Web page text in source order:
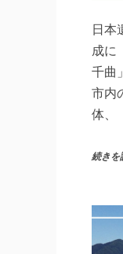
日本
成に
千曲
市内
体、
続きを